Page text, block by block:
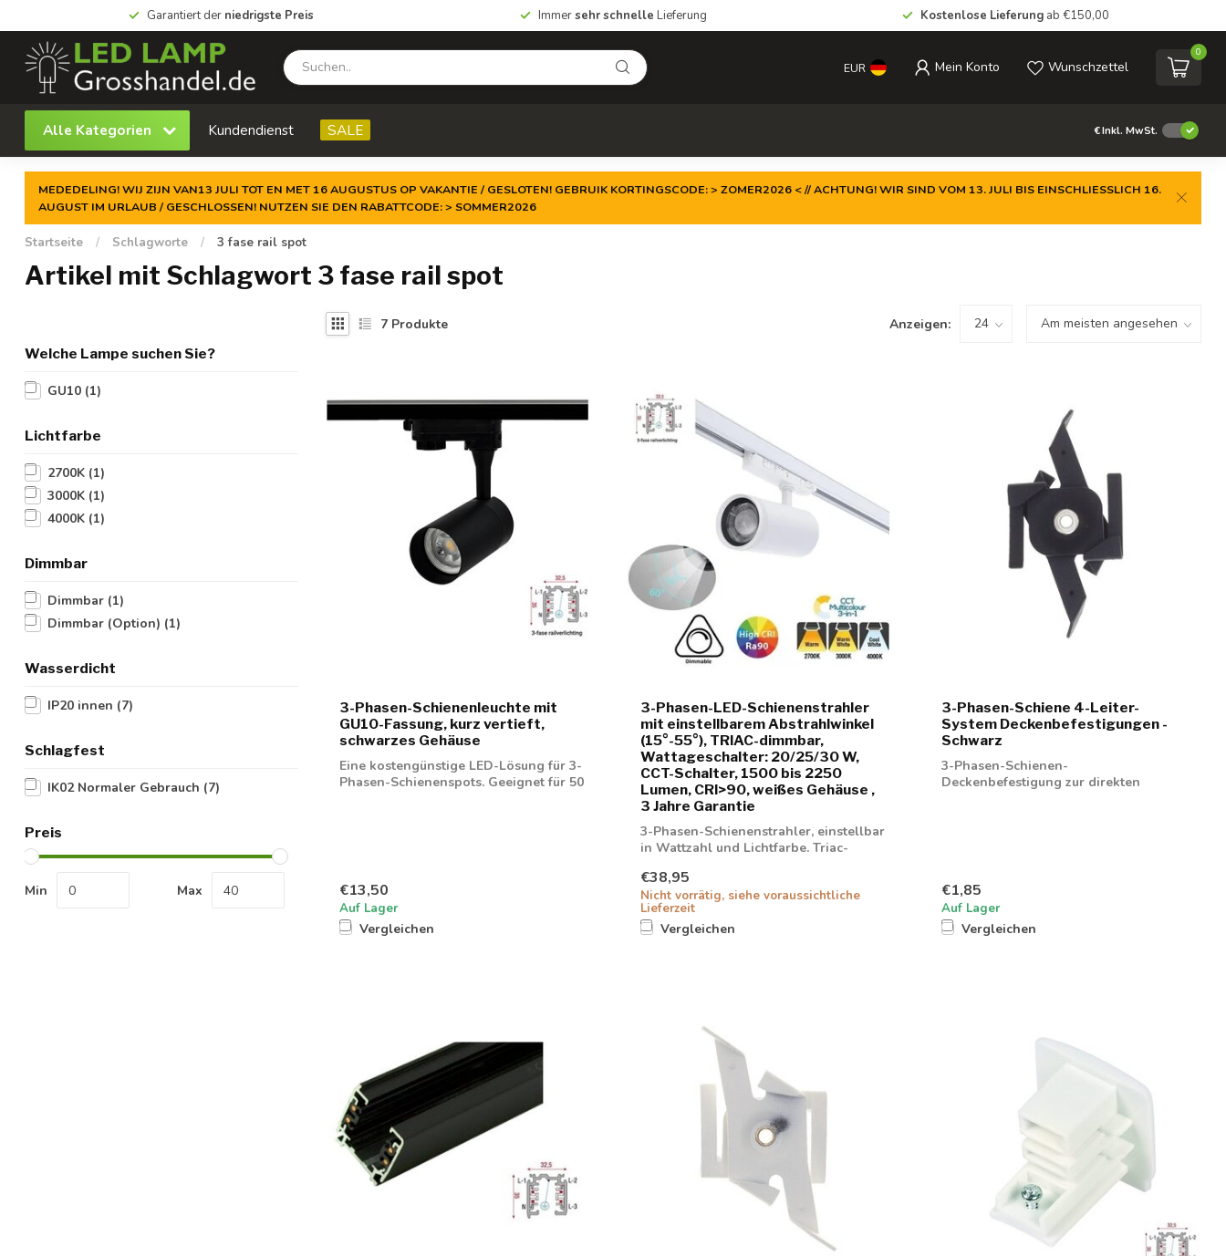
Garantiert der niedrigste Preis Immersehr schnelle Lieferung Kostenlose Lieferungab €150,00
EUR Mein Konto Wunschzettel
0
Alle Kategorien Kundendienst SALE €Inkl. MwSt.
MEDEDELING! WIJ ZIJN VAN13 JULI TOT EN MET 16 AUGUSTUS OP VAKANTIE / GESLOTEN! GEBRUIK KORTINGSCODE: > ZOMER2026 < // ACHTUNG! WIR SIND VOM 13. JULI BIS EINSCHLIESSLICH 16.
AUGUST IM URLAUB / GESCHLOSSEN! NUTZEN SIE DEN RABATTCODE: > SOMMER2026
Startseite / Schlagworte / 3 fase rail spot
Artikel mit Schlagwort 3 fase rail spot
Welche Lampe suchen Sie?
GU10 (1)
Lichtfarbe
2700K (1)
3000K (1)
4000K (1)
Dimmbar
Dimmbar (1)
Dimmbar (Option) (1)
Wasserdicht
IP20 innen (7)
Schlagfest
IK02 Normaler Gebrauch (7)
Preis
Min Max
7 Produkte Anzeigen:
3-Phasen-Schienenleuchte mit
GU10-Fassung, kurz vertieft,
schwarzes Gehäuse
Eine kostengünstige LED-Lösung für 3-
Phasen-Schienenspots. Geeignet für 50
€13,50
Auf Lager
Vergleichen
3-Phasen-LED-Schienenstrahler
mit einstellbarem Abstrahlwinkel
(15°-55°), TRIAC-dimmbar,
Wattageschalter: 20/25/30 W,
CCT-Schalter, 1500 bis 2250
Lumen, CRI>90, weißes Gehäuse ,
3 Jahre Garantie
3-Phasen-Schienenstrahler, einstellbar
in Wattzahl und Lichtfarbe. Triac-
€38,95
Nicht vorrätig, siehe voraussichtliche
Lieferzeit
Vergleichen
3-Phasen-Schiene 4-Leiter-
System Deckenbefestigungen -
Schwarz
3-Phasen-Schienen-
Deckenbefestigung zur direkten
€1,85
Auf Lager
Vergleichen